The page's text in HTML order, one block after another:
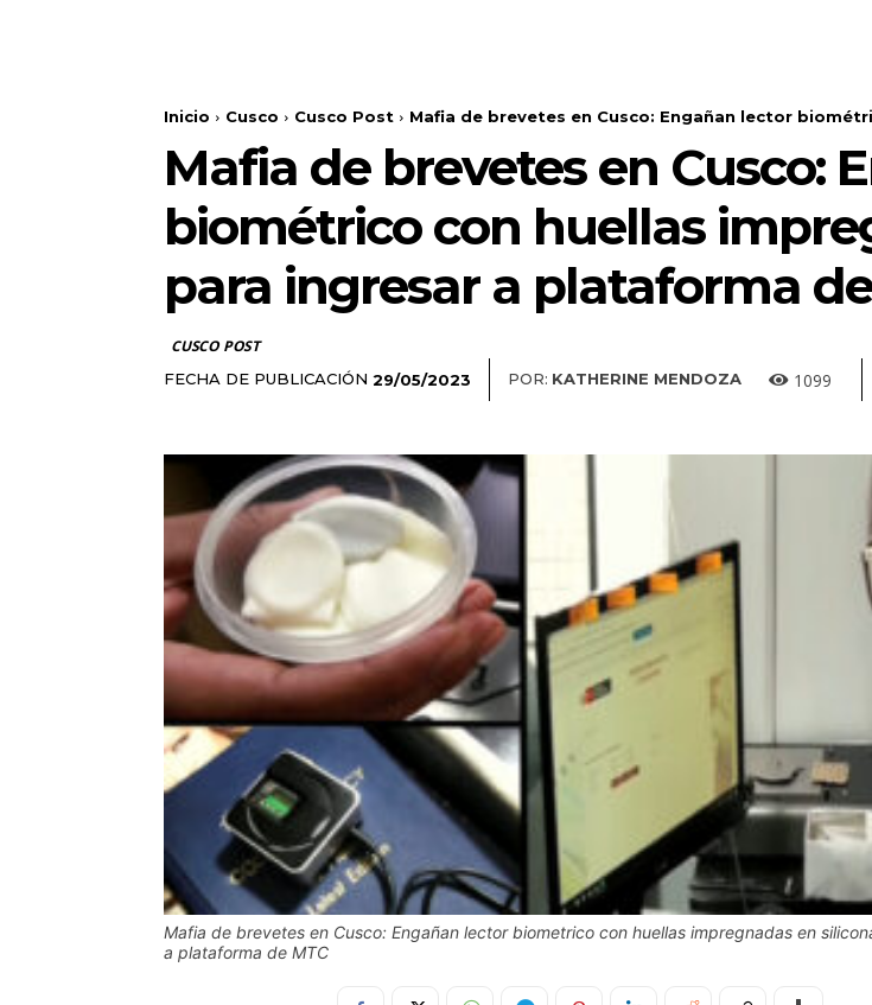
Inicio Cusco Cusco Post Mafia de brevetes en Cusco: Engañan lector
Mafia de brevetes en Cusco:
biométrico con huellas
para ingresar a plataforma
CUSCO POST
FECHA DE PUBLICACIÓN 29/05/2023 POR: KATHERINE MENDOZA 1099
Mafia de brevetes en Cusco: Engañan lector biometrico con huellas impregnadas en
a plataforma de MTC